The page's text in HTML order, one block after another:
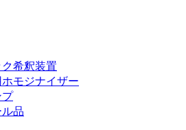
希釈装置
モジナイザー
プ
品